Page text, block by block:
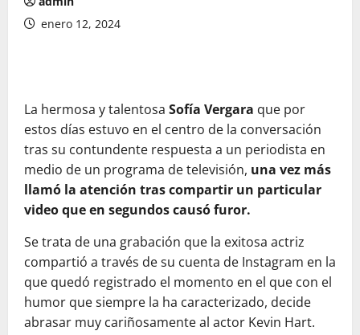
enero 12, 2024
La hermosa y talentosa Sofía Vergara que por
estos días estuvo en el centro de la conversación
tras su contundente respuesta a un periodista en
medio de un programa de televisión, una vez más
llamó la atención tras compartir un particular
video que en segundos causó furor.
Se trata de una grabación que la exitosa actriz
compartió a través de su cuenta de Instagram en la
que quedó registrado el momento en el que con el
humor que siempre la ha caracterizado, decide
abrasar muy cariñosamente al actor Kevin Hart.